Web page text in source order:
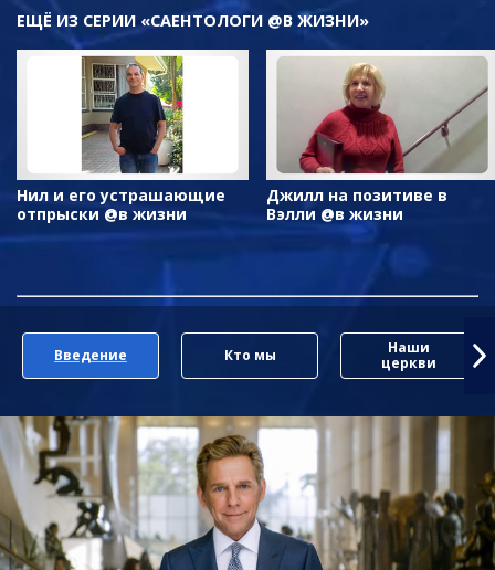
ЕЩЁ ИЗ СЕРИИ «САЕНТОЛОГИ @В ЖИЗНИ»
Нил и его устрашающие
отпрыски @в жизни
Джилл на позитиве в
Вэлли @в жизни
Введение Кто мы
Наши
церкви